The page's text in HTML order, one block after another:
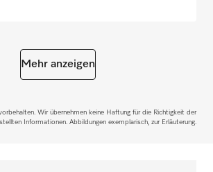
Mehr anzeigen
Wir übernehmen keine Haftung für die Richtigkeit der
Informationen. Abbildungen exemplarisch, zur Erläuterung.